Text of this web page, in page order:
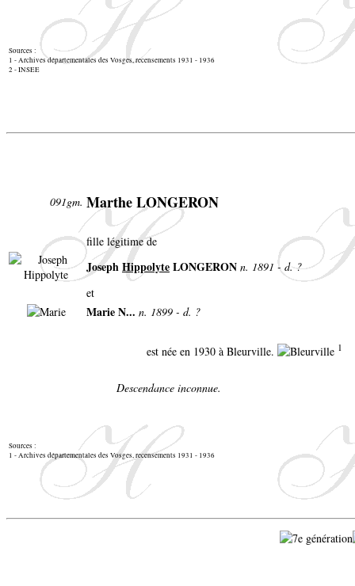
Sources :
1 - Archives départementales des Vosges, recensements 1931 - 1936
2 - INSEE
091gm. Marthe LONGERON
fille légitime de
JosephHippolyteLONGERON n. 1891 - d. ?
et
Marie N... n. 1899 - d. ?
est née en 1930 à Bleurville. 1
Descendance inconnue.
Sources :
1 - Archives départementales des Vosges, recensements 1931 - 1936